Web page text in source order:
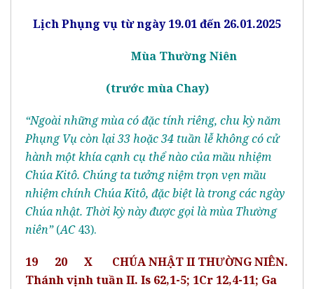
Lịch Phụng vụ từ ngày 19.01 đến 26.01.2025
Mùa Thường Niên
(trước mùa Chay)
“Ngoài những mùa có đặc tính riêng, chu kỳ năm
Phụng Vụ còn lại 33 hoặc 34 tuần lễ không có cử
hành một khía cạnh cụ thể nào của mầu nhiệm
Chúa Kitô. Chúng ta tưởng niệm trọn vẹn mầu
nhiệm chính Chúa Kitô, đặc biệt là trong các ngày
Chúa nhật. Thời kỳ này được gọi là mùa Thường
niên”(AC43).
19 20 X CHÚA NHẬT II THƯỜNG NIÊN.
Thánh vịnh tuần II. Is 62,1-5; 1Cr 12,4-11; Ga